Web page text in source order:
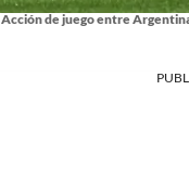
Acción de juego entre